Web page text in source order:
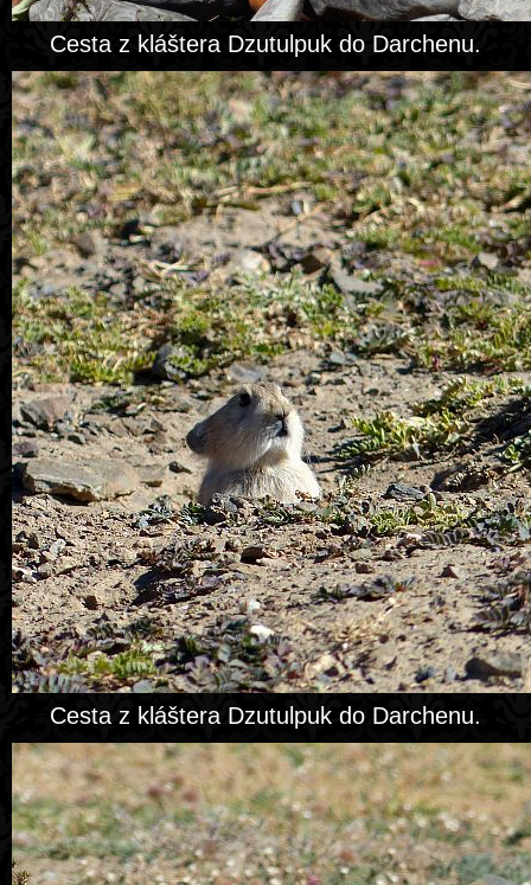
Cesta z kláštera Dzutulpuk do Darchenu.
Cesta z kláštera Dzutulpuk do Darchenu.